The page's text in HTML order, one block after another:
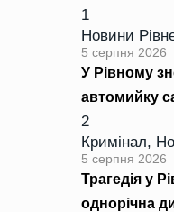
1
Новини
5 серпня 2026
У Рівному
автомийку
2
Кримінал,
5 серпня 2026
Трагедія у
однорічна